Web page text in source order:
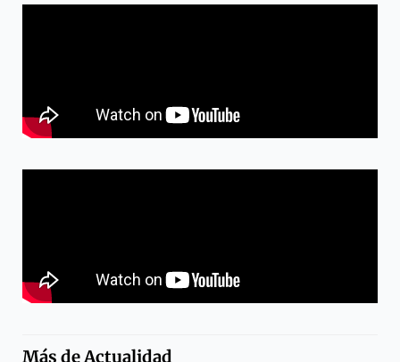
Más deActualidad